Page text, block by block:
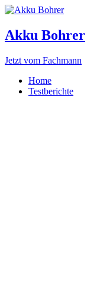
Akku Bohrer
Jetzt vom Fachmann
Home
Testberichte